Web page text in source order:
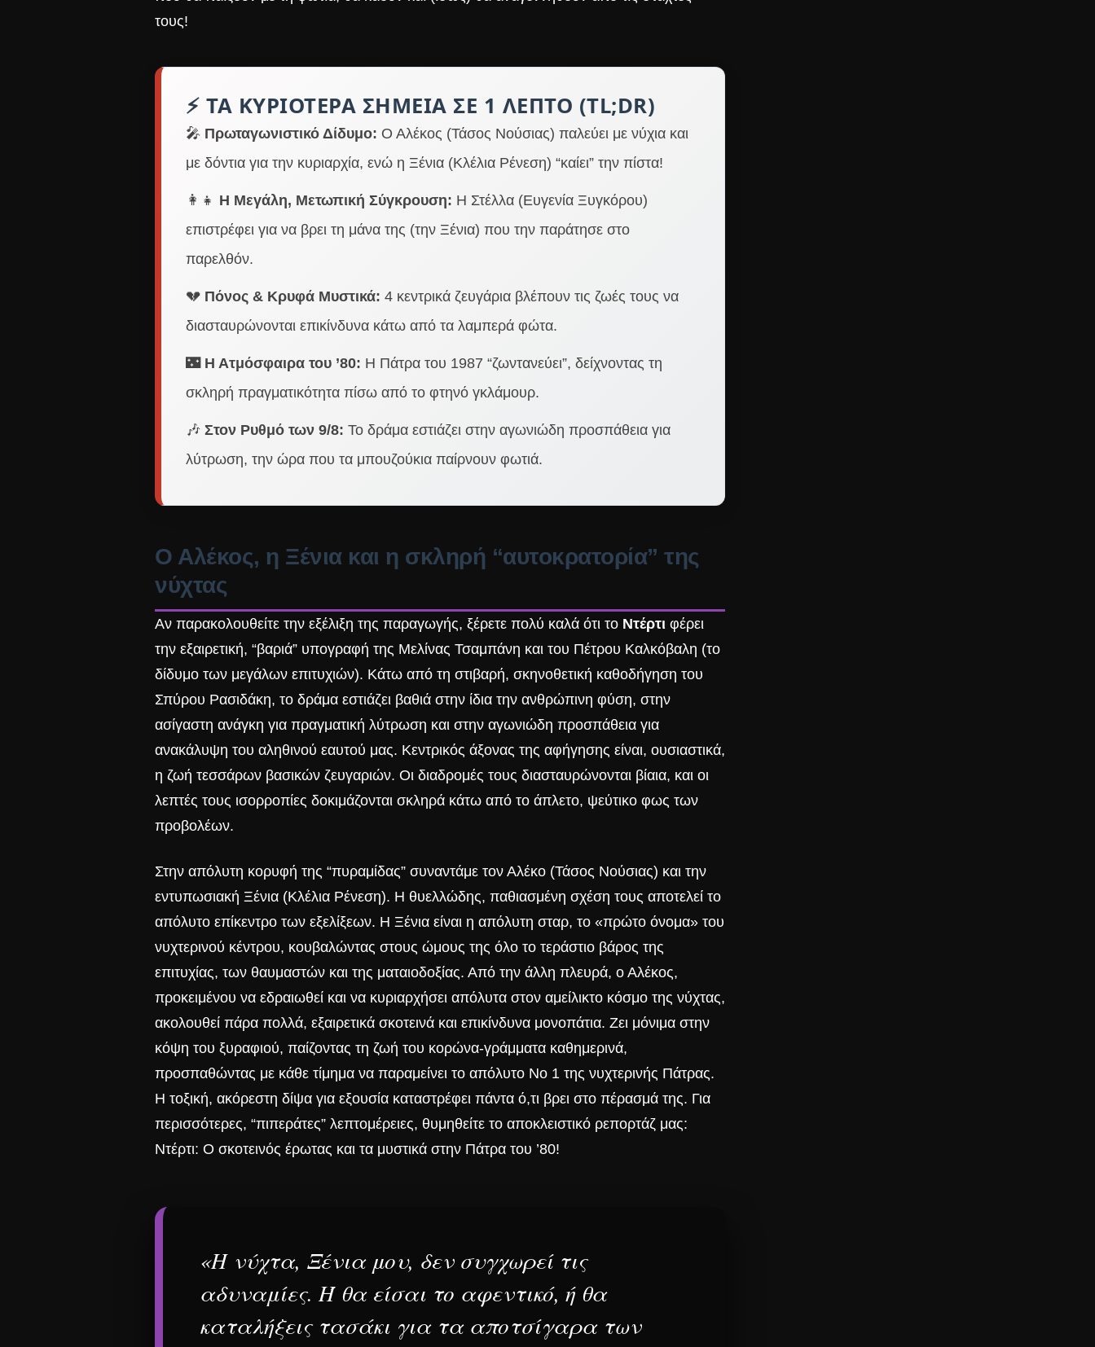
τους!
⚡ ΤΑ ΚΥΡΙΌΤΕΡΑ ΣΗΜΕΊΑ ΣΕ 1 ΛΕΠΤΌ (TL;DR)
🎤 Πρωταγωνιστικό Δίδυμο: Ο Αλέκος (Τάσος Νούσιας) παλεύει με νύχια και
με δόντια για την κυριαρχία, ενώ η Ξένια (Κλέλια Ρένεση) “καίει” την πίστα!
👩‍👧 Η Μεγάλη, Μετωπική Σύγκρουση: Η Στέλλα (Ευγενία Ξυγκόρου)
επιστρέφει για να βρει τη μάνα της (την Ξένια) που την παράτησε στο
παρελθόν.
💔 Πόνος & Κρυφά Μυστικά: 4 κεντρικά ζευγάρια βλέπουν τις ζωές τους να
διασταυρώνονται επικίνδυνα κάτω από τα λαμπερά φώτα.
🌃 Η Ατμόσφαιρα του ’80: Η Πάτρα του 1987 “ζωντανεύει”, δείχνοντας τη
σκληρή πραγματικότητα πίσω από το φτηνό γκλάμουρ.
🎶 Στον Ρυθμό των 9/8: Το δράμα εστιάζει στην αγωνιώδη προσπάθεια για
λύτρωση, την ώρα που τα μπουζούκια παίρνουν φωτιά.
Ο Αλέκος, η Ξένια και η σκληρή “αυτοκρατορία” της
νύχτας
Αν παρακολουθείτε την εξέλιξη της παραγωγής, ξέρετε πολύ καλά ότι το Ντέρτι φέρει
την εξαιρετική, “βαριά” υπογραφή της Μελίνας Τσαμπάνη και του Πέτρου Καλκόβαλη (το
δίδυμο των μεγάλων επιτυχιών). Κάτω από τη στιβαρή, σκηνοθετική καθοδήγηση του
Σπύρου Ρασιδάκη, το δράμα εστιάζει βαθιά στην ίδια την ανθρώπινη φύση, στην
ασίγαστη ανάγκη για πραγματική λύτρωση και στην αγωνιώδη προσπάθεια για
ανακάλυψη του αληθινού εαυτού μας. Κεντρικός άξονας της αφήγησης είναι, ουσιαστικά,
η ζωή τεσσάρων βασικών ζευγαριών. Οι διαδρομές τους διασταυρώνονται βίαια, και οι
λεπτές τους ισορροπίες δοκιμάζονται σκληρά κάτω από το άπλετο, ψεύτικο φως των
προβολέων.
Στην απόλυτη κορυφή της “πυραμίδας” συναντάμε τον Αλέκο (Τάσος Νούσιας) και την
εντυπωσιακή Ξένια (Κλέλια Ρένεση). Η θυελλώδης, παθιασμένη σχέση τους αποτελεί το
απόλυτο επίκεντρο των εξελίξεων. Η Ξένια είναι η απόλυτη σταρ, το «πρώτο όνομα» του
νυχτερινού κέντρου, κουβαλώντας στους ώμους της όλο το τεράστιο βάρος της
επιτυχίας, των θαυμαστών και της ματαιοδοξίας. Από την άλλη πλευρά, ο Αλέκος,
προκειμένου να εδραιωθεί και να κυριαρχήσει απόλυτα στον αμείλικτο κόσμο της νύχτας,
ακολουθεί πάρα πολλά, εξαιρετικά σκοτεινά και επικίνδυνα μονοπάτια. Ζει μόνιμα στην
κόψη του ξυραφιού, παίζοντας τη ζωή του κορώνα-γράμματα καθημερινά,
προσπαθώντας με κάθε τίμημα να παραμείνει το απόλυτο Νο 1 της νυχτερινής Πάτρας.
Η τοξική, ακόρεστη δίψα για εξουσία καταστρέφει πάντα ό,τι βρει στο πέρασμά της. Για
περισσότερες, “πιπεράτες” λεπτομέρειες, θυμηθείτε το αποκλειστικό ρεπορτάζ μας:
Ντέρτι: Ο σκοτεινός έρωτας και τα μυστικά στην Πάτρα του ’80!
«Η νύχτα, Ξένια μου, δεν συγχωρεί τις
αδυναμίες. Ή θα είσαι το αφεντικό, ή θα
καταλήξεις τασάκι για τα αποτσίγαρα των